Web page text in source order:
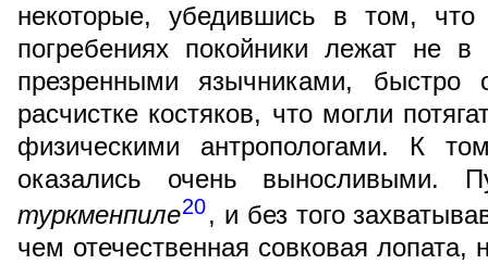
некоторые, убедившись в том,
погребениях покойники лежат не
презренными язычниками, быстро
расчистке костяков, что могли
физическими антропологами. К
оказались очень выносливыми.
туркменпиле20, и без того
чем отечественная совковая